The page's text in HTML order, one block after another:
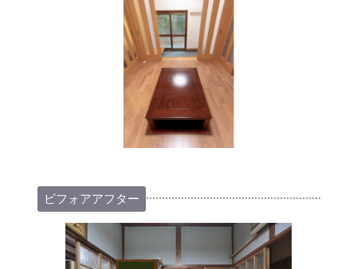
ビフォアアフター